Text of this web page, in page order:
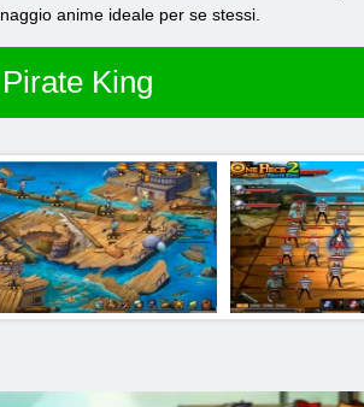
anime ideale per se stessi.
King